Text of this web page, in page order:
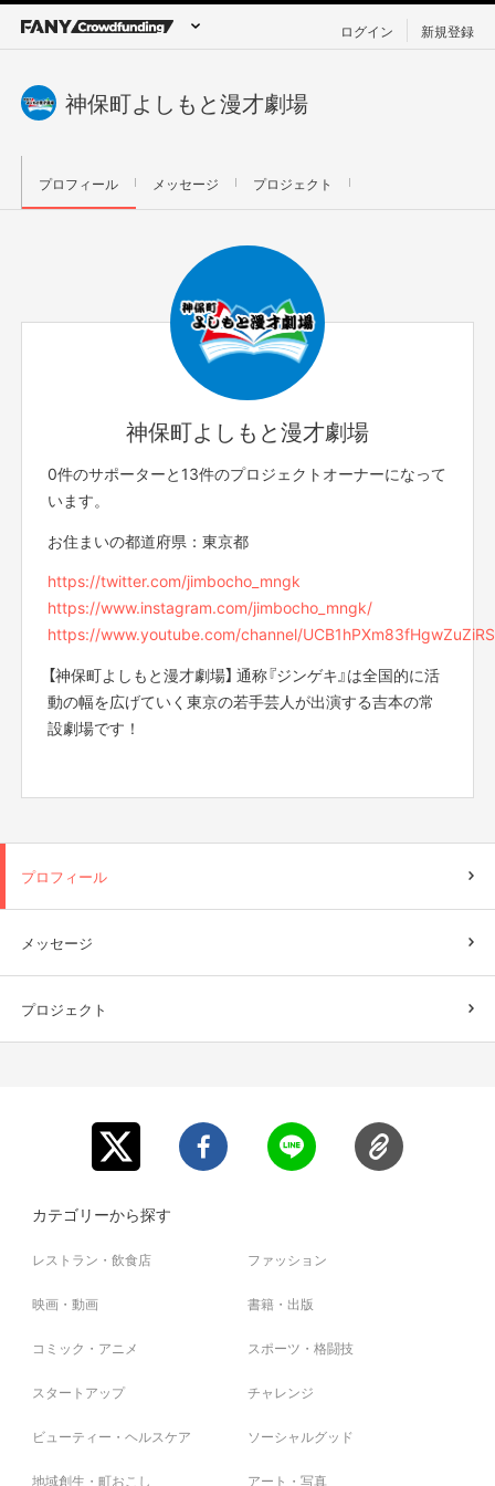
ログイン 新規登録
神保町よしもと漫才劇場
プロフィール メッセージ プロジェクト
神保町よしもと漫才劇場
0件のサポーターと13件のプロジェクトオーナーになって
います。
お住まいの都道府県：東京都
https://twitter.com/jimbocho_mngk
https://www.instagram.com/jimbocho_mngk/
https://www.youtube.com/channel/
【神保町よしもと漫才劇場】 通称『ジンゲキ』は全国的に活
動の幅を広げていく東京の若手芸人が出演する吉本の常
設劇場です！
プロフィール
メッセージ
プロジェクト
カテゴリーから探す
レストラン・飲食店 ファッション
映画・動画 書籍・出版
コミック・アニメ スポーツ・格闘技
スタートアップ チャレンジ
ビューティー・ヘルスケア ソーシャルグッド
地域創生・町おこし アート・写真